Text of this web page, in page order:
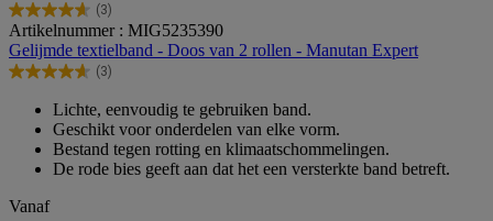
(3)
4.7
van
de
5
beoordelingen
Artikelnummer : MIG5235390
Gelijmde textielband - Doos van 2 rollen - Manutan Expert
(3)
4.7
sterren.
beoordelingen
Lichte, eenvoudig te gebruiken band.
Geschikt voor onderdelen van elke vorm.
Bestand tegen rotting en klimaatschommelingen.
De rode bies geeft aan dat het een versterkte band betreft.
Vanaf